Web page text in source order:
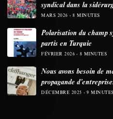
syndical dans la
MARS 2026 8 MINUTES
Polarisation du champ
partis en Turquie
FÉVRIER 2026 8 MINUTES
Nous avons besoin de
propagande
DÉCEMBRE 2025 9 MINUTES